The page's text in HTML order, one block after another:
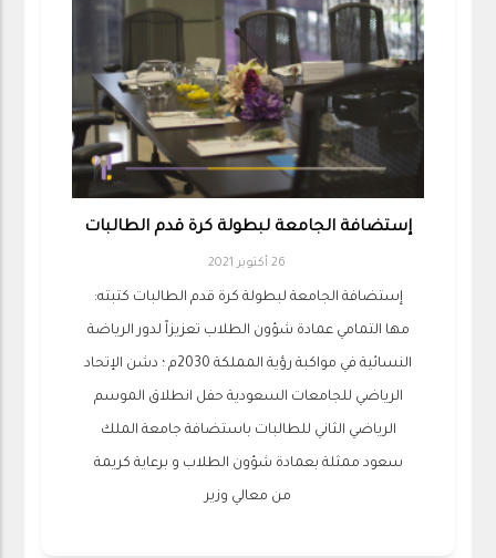
إستضافة الجامعة لبطولة كرة قدم الطالبات
26 أكتوبر 2021
إستضافة الجامعة لبطولة كرة قدم الطالبات كتبته:
مها التمامي عمادة شؤون الطلاب تعزيزاً لدور الرياضة
النسائية في مواكبة رؤية المملكة 2030م ؛ دشن الإتحاد
الرياضي للجامعات السعودية حفل انطلاق الموسم
الرياضي الثاني للطالبات باستضافة جامعة الملك
سعود ممثلة بعمادة شؤون الطلاب و برعاية كريمة
من معالي وزير